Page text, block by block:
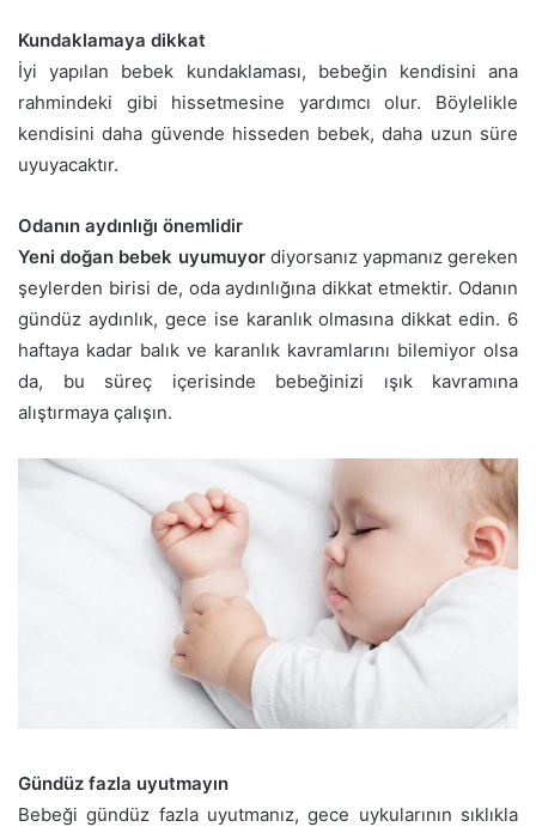
Kundaklamaya dikkat
İyi yapılan bebek kundaklaması, bebeğin kendisini ana
rahmindeki gibi hissetmesine yardımcı olur. Böylelikle
kendisini daha güvende hisseden bebek, daha uzun süre
uyuyacaktır.
Odanın aydınlığı önemlidir
Yeni doğan bebek uyumuyordiyorsanız yapmanız gereken
şeylerden birisi de, oda aydınlığına dikkat etmektir. Odanın
gündüz aydınlık, gece ise karanlık olmasına dikkat edin. 6
haftaya kadar balık ve karanlık kavramlarını bilemiyor olsa
da, bu süreç içerisinde bebeğinizi ışık kavramına
alıştırmaya çalışın.
Gündüz fazla uyutmayın
Bebeği gündüz fazla uyutmanız, gece uykularının sıklıkla